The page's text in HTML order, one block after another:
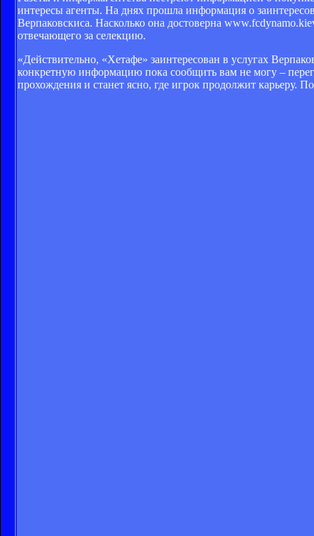
интересы агенты. На днях прошла информация о
Верпаковскиса. Насколько она достоверна
отвечающего за селекцию.
«Действительно, «Хетафе» заинтересован в услугах
конкретную информацию пока сообщить вам не могу –
прохождения и станет ясно, где игрок продолжит карьеру.